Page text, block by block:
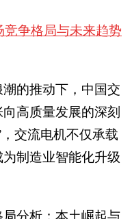
竞争格局与未来趋势
的推动下，中国交
高质量发展的深刻
交流电机不仅承载
制造业智能化升级
分析：本土崛起与